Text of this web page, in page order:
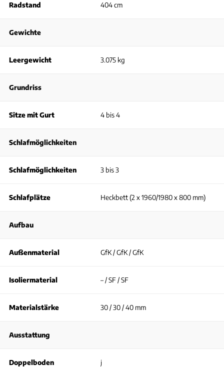
Radstand 404 cm
Gewichte
Leergewicht 3.075 kg
Grundriss
Sitze mit Gurt 4 bis 4
Schlafmöglichkeiten
Schlafmöglichkeiten 3 bis 3
Schlafplätze Heckbett (2 x 1960/1980 x 800 mm)
Aufbau
Außenmaterial GfK / GfK / GfK
Isoliermaterial – / SF / SF
Materialstärke 30 / 30 / 40 mm
Ausstattung
Doppelboden j